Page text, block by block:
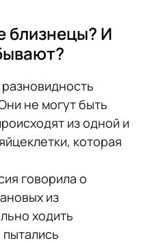
близнецы? И
не могут быть
из одной и
которая
говорила о
из
ходить